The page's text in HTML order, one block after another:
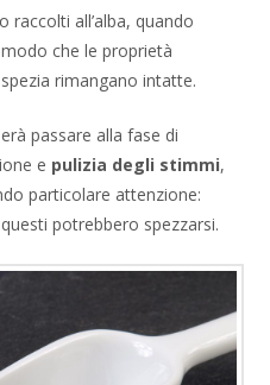
all’alba, quando
che le proprietà
rimangano intatte.
passare alla fase di
e pulizia degli stimmi,
particolare attenzione:
potrebbero spezzarsi.